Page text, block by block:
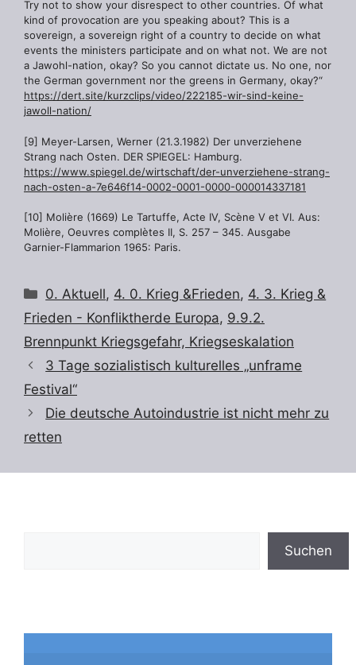
Try not to show your disrespect to other countries. Of what
kind of provocation are you speaking about? This is a
sovereign, a sovereign right of a country to decide on what
events the ministers participate and on what not. We are not
a Jawohl-nation, okay? So you cannot dictate us. No one, nor
the German government nor the greens in Germany, okay?“
https://dert.site/kurzclips/video/222185-wir-sind-keine-
jawoll-nation/
[9] Meyer-Larsen, Werner (21.3.1982) Der unverziehene
Strang nach Osten. DER SPIEGEL: Hamburg.
https://www.spiegel.de/wirtschaft/der-unverziehene-strang-
nach-osten-a-7e646f14-0002-0001-0000-000014337181
[10] Molière (1669) Le Tartuffe, Acte IV, Scène V et VI. Aus:
Molière, Oeuvres complètes II, S. 257 – 345. Ausgabe
Garnier-Flammarion 1965: Paris.
Kategorien
0. Aktuell, 4. 0. Krieg &Frieden, 4. 3. Krieg &
Frieden - Konfliktherde Europa, 9.9.2.
Brennpunkt Kriegsgefahr, Kriegseskalation
3 Tage sozialistisch kulturelles „unframe
Festival“
Die deutsche Autoindustrie ist nicht mehr zu
retten
Suchen